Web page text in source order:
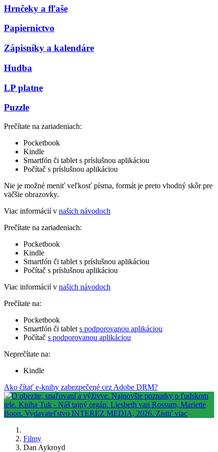
Hrnčeky a fľaše
Papiernictvo
Zápisníky a kalendáre
Hudba
LP platne
Puzzle
Prečítate na zariadeniach:
Pocketbook
Kindle
Smartfón či tablet s príslušnou aplikáciou
Počítač s príslušnou aplikáciou
Nie je možné meniť veľkosť písma, formát je preto vhodný skôr pre
väčšie obrazovky.
Viac informácií v našich návodoch
Prečítate na zariadeniach:
Pocketbook
Kindle
Smartfón či tablet s príslušnou aplikáciou
Počítač s príslušnou aplikáciou
Viac informácií v našich návodoch
Prečítate na:
Pocketbook
Smartfón či tablet s podporovanou aplikáciou
Počítač s podporovanou aplikáciou
Neprečítate na:
Kindle
Ako čítať e-knihy zabezpečené cez Adobe DRM?
Filmy
Dan Aykroyd